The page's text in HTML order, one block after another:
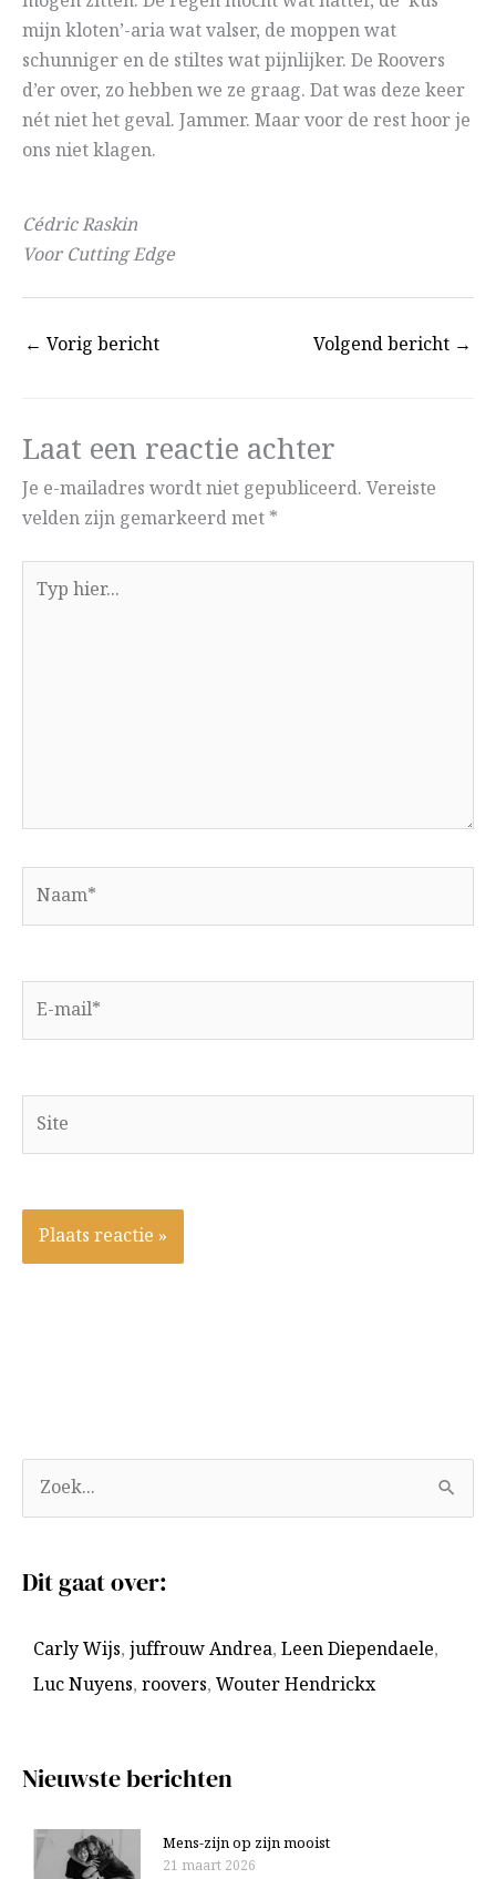
mijn kloten’-aria wat valser, de moppen wat
schunniger en de stiltes wat pijnlijker. De Roovers
d’er over, zo hebben we ze graag. Dat was deze keer
nét niet het geval. Jammer. Maar voor de rest hoor je
ons niet klagen.
Cédric Raskin
Voor Cutting Edge
← Vorig bericht Volgend bericht →
Laat een reactie achter
Je e-mailadres wordt niet gepubliceerd. Vereiste
velden zijn gemarkeerd met *
hier...
mail*
Site
o
k
:
Dit gaat over:
Carly Wijs, juffrouw Andrea, Leen Diependaele,
Luc Nuyens, roovers, Wouter Hendrickx
Nieuwste berichten
Mens-zijn op zijn mooist
21 maart 2026
r
h